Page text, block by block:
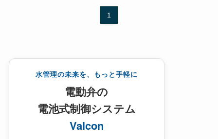
1
水管理の未来を、もっと手軽に
電動弁の
電池式制御システム
Valcon